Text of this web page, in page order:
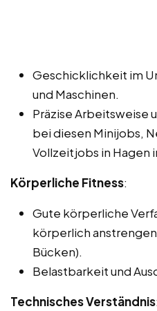
Geschicklichkeit im
und Maschinen.
Präzise Arbeitsweise
bei diesen Minijobs,
Vollzeitjobs in Hagen
Körperliche Fitness:
Gute körperliche
körperlich
Bücken).
Belastbarkeit und
Technisches Verständnis: